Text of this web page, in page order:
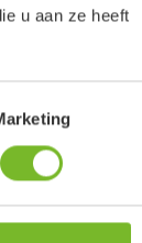
u aan ze heeft